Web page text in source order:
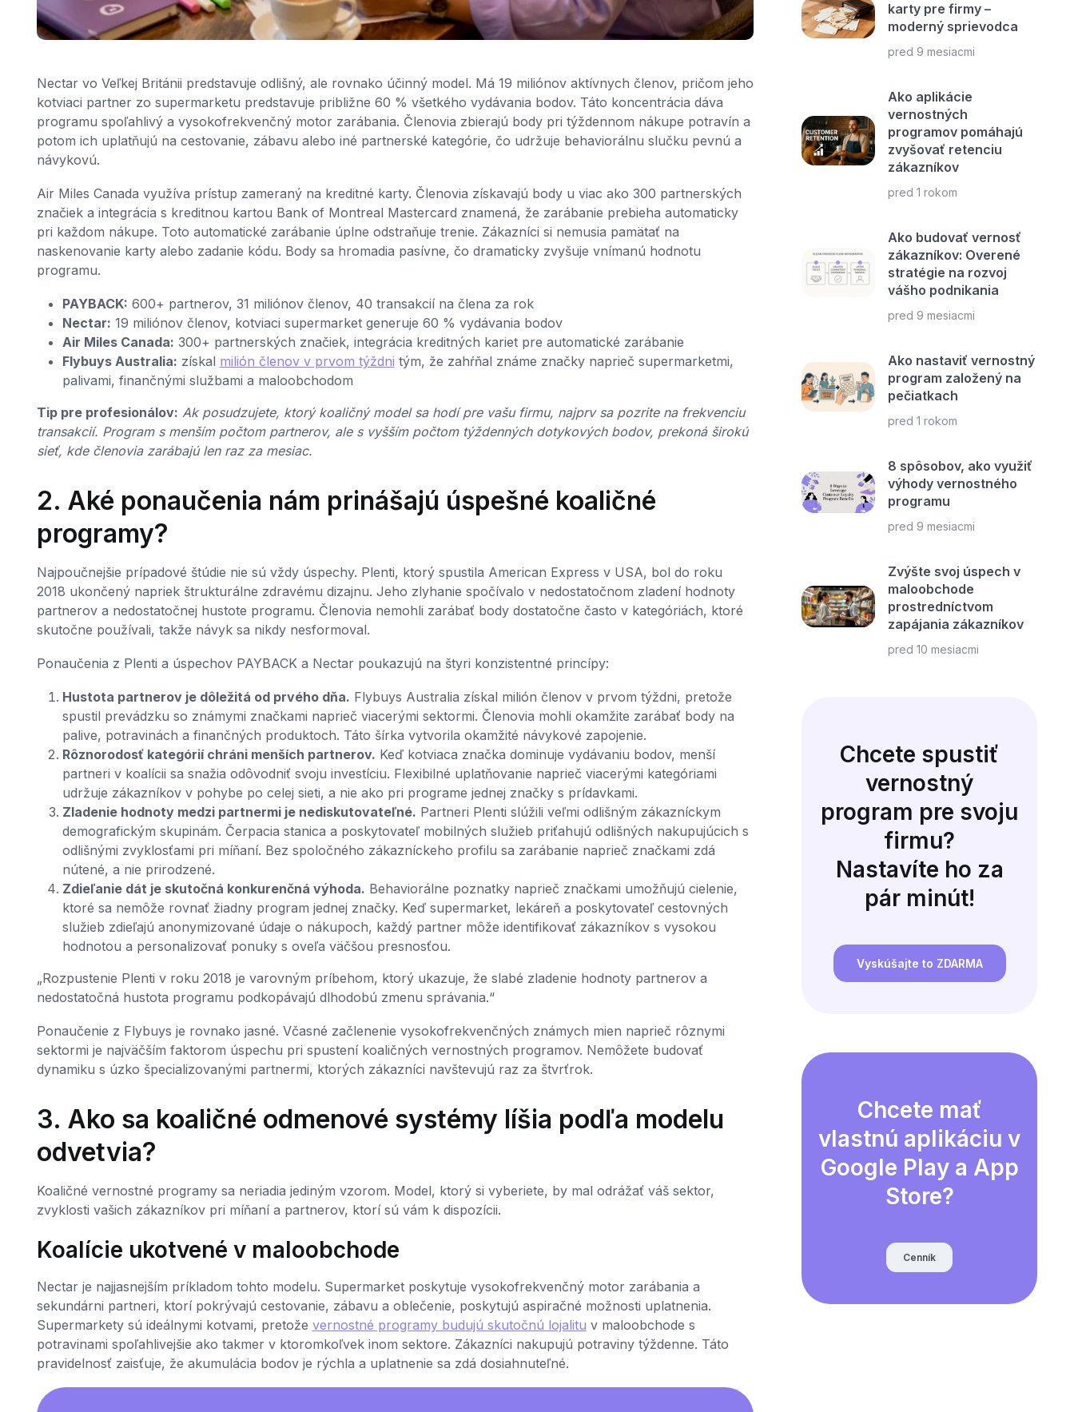
Nectar vo Veľkej Británii predstavuje odlišný, ale rovnako účinný model. Má 19 miliónov aktívnych členov, pričom jeho
kotviaci partner zo supermarketu predstavuje približne 60 % všetkého vydávania bodov. Táto koncentrácia dáva
programu spoľahlivý a vysokofrekvenčný motor zarábania. Členovia zbierajú body pri týždennom nákupe potravín a
potom ich uplatňujú na cestovanie, zábavu alebo iné partnerské kategórie, čo udržuje behaviorálnu slučku pevnú a
návykovú.
Air Miles Canada využíva prístup zameraný na kreditné karty. Členovia získavajú body u viac ako 300 partnerských
značiek a integrácia s kreditnou kartou Bank of Montreal Mastercard znamená, že zarábanie prebieha automaticky
pri každom nákupe. Toto automatické zarábanie úplne odstraňuje trenie. Zákazníci si nemusia pamätať na
naskenovanie karty alebo zadanie kódu. Body sa hromadia pasívne, čo dramaticky zvyšuje vnímanú hodnotu
programu.
PAYBACK: 600+ partnerov, 31 miliónov členov, 40 transakcií na člena za rok
Nectar: 19 miliónov členov, kotviaci supermarket generuje 60 % vydávania bodov
Air Miles Canada: 300+ partnerských značiek, integrácia kreditných kariet pre automatické zarábanie
Flybuys Australia: získal milión členov v prvom týždni tým, že zahŕňal známe značky naprieč supermarketmi,
palivami, finančnými službami a maloobchodom
Tip pre profesionálov: Ak posudzujete, ktorý koaličný model sa hodí pre vašu firmu, najprv sa pozrite na frekvenciu
transakcií. Program s menším počtom partnerov, ale s vyšším počtom týždenných dotykových bodov, prekoná širokú
sieť, kde členovia zarábajú len raz za mesiac.
2. Aké ponaučenia nám prinášajú úspešné koaličné
programy?
Najpoučnejšie prípadové štúdie nie sú vždy úspechy. Plenti, ktorý spustila American Express v USA, bol do roku
2018 ukončený napriek štrukturálne zdravému dizajnu. Jeho zlyhanie spočívalo v nedostatočnom zladení hodnoty
partnerov a nedostatočnej hustote programu. Členovia nemohli zarábať body dostatočne často v kategóriách, ktoré
skutočne používali, takže návyk sa nikdy nesformoval.
Ponaučenia z Plenti a úspechov PAYBACK a Nectar poukazujú na štyri konzistentné princípy:
Hustota partnerov je dôležitá od prvého dňa. Flybuys Australia získal milión členov v prvom týždni, pretože
spustil prevádzku so známymi značkami naprieč viacerými sektormi. Členovia mohli okamžite zarábať body na
palive, potravinách a finančných produktoch. Táto šírka vytvorila okamžité návykové zapojenie.
Rôznorodosť kategórií chráni menších partnerov. Keď kotviaca značka dominuje vydávaniu bodov, menší
partneri v koalícii sa snažia odôvodniť svoju investíciu. Flexibilné uplatňovanie naprieč viacerými kategóriami
udržuje zákazníkov v pohybe po celej sieti, a nie ako pri programe jednej značky s prídavkami.
Zladenie hodnoty medzi partnermi je nediskutovateľné. Partneri Plenti slúžili veľmi odlišným zákazníckym
demografickým skupinám. Čerpacia stanica a poskytovateľ mobilných služieb priťahujú odlišných nakupujúcich s
odlišnými zvyklosťami pri míňaní. Bez spoločného zákazníckeho profilu sa zarábanie naprieč značkami zdá
nútené, a nie prirodzené.
Zdieľanie dát je skutočná konkurenčná výhoda. Behaviorálne poznatky naprieč značkami umožňujú cielenie,
ktoré sa nemôže rovnať žiadny program jednej značky. Keď supermarket, lekáreň a poskytovateľ cestovných
služieb zdieľajú anonymizované údaje o nákupoch, každý partner môže identifikovať zákazníkov s vysokou
hodnotou a personalizovať ponuky s oveľa väčšou presnosťou.
„Rozpustenie Plenti v roku 2018 je varovným príbehom, ktorý ukazuje, že slabé zladenie hodnoty partnerov a
nedostatočná hustota programu podkopávajú dlhodobú zmenu správania.“
Ponaučenie z Flybuys je rovnako jasné. Včasné začlenenie vysokofrekvenčných známych mien naprieč rôznymi
sektormi je najväčším faktorom úspechu pri spustení koaličných vernostných programov. Nemôžete budovať
dynamiku s úzko špecializovanými partnermi, ktorých zákazníci navštevujú raz za štvrťrok.
3. Ako sa koaličné odmenové systémy líšia podľa modelu
odvetvia?
Koaličné vernostné programy sa neriadia jediným vzorom. Model, ktorý si vyberiete, by mal odrážať váš sektor,
zvyklosti vašich zákazníkov pri míňaní a partnerov, ktorí sú vám k dispozícii.
Koalície ukotvené v maloobchode
Nectar je najjasnejším príkladom tohto modelu. Supermarket poskytuje vysokofrekvenčný motor zarábania a
sekundárni partneri, ktorí pokrývajú cestovanie, zábavu a oblečenie, poskytujú aspiračné možnosti uplatnenia.
Supermarkety sú ideálnymi kotvami, pretože vernostné programy budujú skutočnú lojalitu v maloobchode s
potravinami spoľahlivejšie ako takmer v ktoromkoľvek inom sektore. Zákazníci nakupujú potraviny týždenne. Táto
pravidelnosť zaisťuje, že akumulácia bodov je rýchla a uplatnenie sa zdá dosiahnuteľné.
karty pre firmy –
moderný sprievodca
pred 9 mesiacmi
Ako aplikácie
vernostných
programov pomáhajú
zvyšovať retenciu
zákazníkov
pred 1 rokom
Ako budovať vernosť
zákazníkov: Overené
stratégie na rozvoj
vášho podnikania
pred 9 mesiacmi
Ako nastaviť vernostný
program založený na
pečiatkach
pred 1 rokom
8 spôsobov, ako využiť
výhody vernostného
programu
pred 9 mesiacmi
Zvýšte svoj úspech v
maloobchode
prostredníctvom
zapájania zákazníkov
pred 10 mesiacmi
Chcete spustiť
vernostný
program pre svoju
firmu?
Nastavíte ho za
pár minút!
Vyskúšajte to ZDARMA
Chcete mať
vlastnú aplikáciu v
Google Play a App
Store?
Cenník